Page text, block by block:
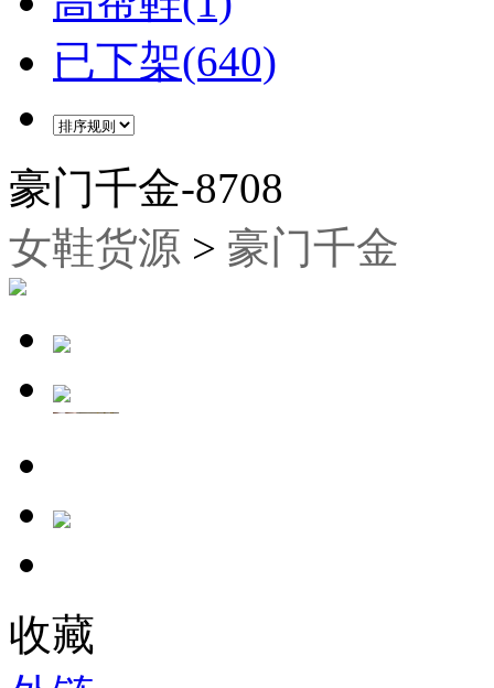
已下架(640)
豪门千金-8708
女鞋货源 > 豪门千金
收藏